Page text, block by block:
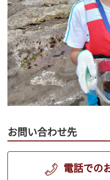
お問い合わせ先
電話での